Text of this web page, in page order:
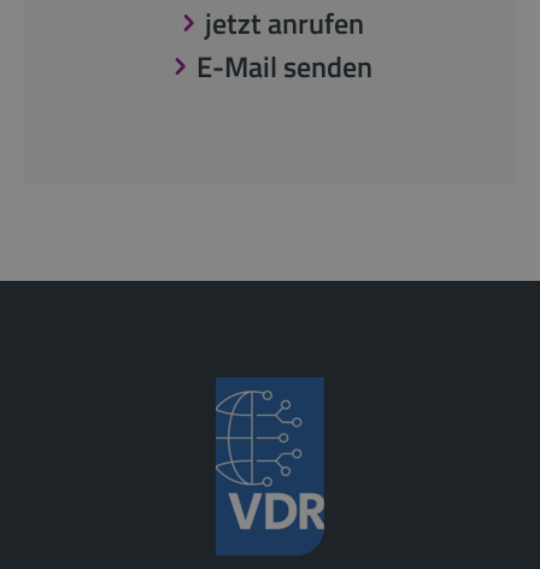
jetzt anrufen
E-Mail senden